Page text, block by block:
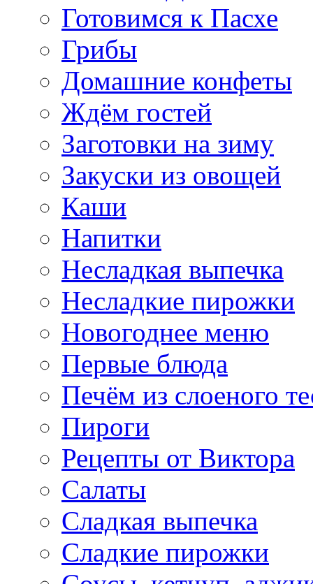
Готовимся к Пасхе
Грибы
Домашние конфеты
Ждём гостей
Заготовки на зиму
Закуски из овощей
Каши
Напитки
Несладкая выпечка
Несладкие пирожки
Новогоднее меню
Первые блюда
Печём из слоеного
Пироги
Рецепты от Виктора
Салаты
Сладкая выпечка
Сладкие пирожки